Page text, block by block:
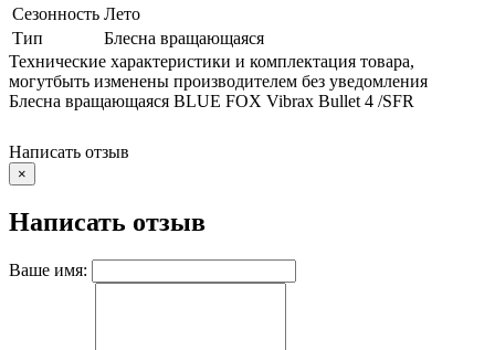
Сезонность Лето
Тип
Блесна вращающаяся
Технические характеристики и комплектация товара,
могутбыть изменены производителем без уведомления
Блесна вращающаяся BLUE FOX Vibrax Bullet 4 /SFR
Написать отзыв
×
Написать отзыв
Ваше имя: